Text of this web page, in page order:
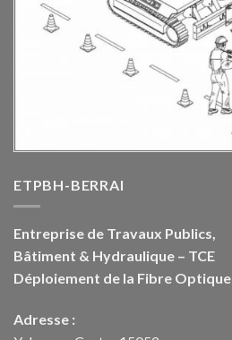
ETPBH-BERRAI
Entreprise de Travaux Publics,
Bâtiment & Hydraulique – TCE
Déploiement de la Fibre Optique
Adresse :